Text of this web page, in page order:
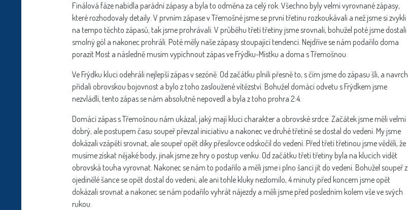
Finálová fáze nabídla parádní zápasy a byla to odměna za celý rok. Všechno byly velmi vyrovnané zápasy,
které rozhodovaly detaily. V prvním zápase v Třemošné jsme se první třetinu rozkoukávali a než jsme si zvykli
na tempo těchto zápasů, tak jsme prohrávali. V průběhu třetí třetiny jsme srovnali, bohužel poté jsme dostali
smolný gól a nakonec prohráli. Poté měly naše zápasy stoupající tendenci. Nejdříve se nám podařilo doma
porazit Most a následně musím vypíchnout zápas ve Frýdku-Místku a doma s Třemošnou.
Ve Frýdku kluci odehráli nejlepší zápas v sezóně. Od začátku plnili přesně to, s čím jsme do zápasu šli, a navrch
přidali obrovskou bojovnost a bylo z toho zasloužené vítězství. Bohužel domácí odvetu s Frýdkem jsme
nezvládli, tento zápas se nám absolutně nepovedl a byla z toho prohra 2:4.
Domácí zápas s Třemošnou nám ukázal, jaký mají kluci charakter a obrovské srdce. Začátek jsme měli velmi
dobrý, ale postupem času soupeř převzal iniciativu a nakonec ve druhé třetině se dostal do vedení. My jsme
dokázali vzápětí srovnat, ale soupeř opět díky přesilovce odskočil do vedení. Před třetí třetinou jsme věděli, že
musíme získat nějaké body, jinak jsme ze hry o postup venku. Od začátku třetí třetiny byla na klucích vidět
obrovská touha vyrovnat. Nakonec se nám to podařilo a měli jsme i plno šancí jít do vedení. Bohužel soupeř z
ojedinělé šance se opět dostal do vedení, ale ani tohle kluky nezlomilo, 4 minuty před koncem jsme opět
dokázali srovnat a nakonec se nám podařilo vyhrát nájezdy a měli jsme před posledním kolem vše ve svých
rukou.